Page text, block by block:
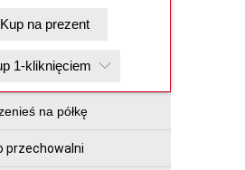
Kup na prezent
1-kliknięciem
na półkę
przechowalni